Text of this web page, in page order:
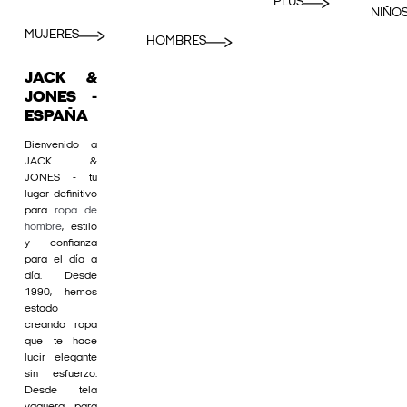
MUJERES
HOMBRES
JACK &
JONES -
ESPAÑA
Bienvenido a
JACK &
JONES - tu
lugar definitivo
para ropa de
hombre, estilo
y confianza
para el día a
día. Desde
1990, hemos
estado
creando ropa
que te hace
lucir elegante
sin esfuerzo.
Desde tela